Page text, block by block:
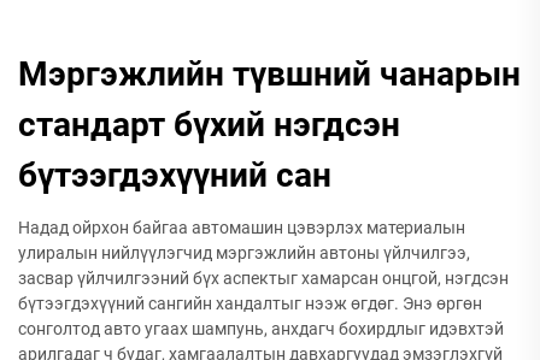
Мэргэжлийн түвшний чанарын
стандарт бүхий нэгдсэн
бүтээгдэхүүний сан
Надад ойрхон байгаа автомашин цэвэрлэх материалын
улиралын нийлүүлэгчид мэргэжлийн автоны үйлчилгээ,
засвар үйлчилгээний бүх аспектыг хамарсан онцгой, нэгдсэн
бүтээгдэхүүний сангийн хандалтыг нээж өгдөг. Энэ өргөн
сонголтод авто угаах шампунь, анхдагч бохирдлыг идэвхтэй
арилгадаг ч будаг, хамгаалалтын давхаргуудад эмзэглэхгүй